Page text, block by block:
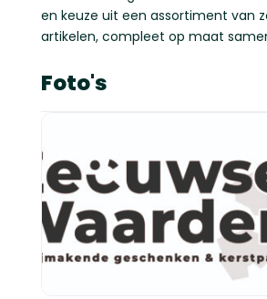
en keuze uit een assortiment van
artikelen, compleet op maat
Foto's